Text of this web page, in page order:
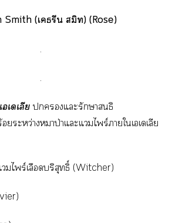
(เคธรีน สมิท) (Rose)
.
.
เเลียแะรักษาสนธิ
ระหว่างหมาป่าแะแไพร์าใเเเลีย
ไพร์เลือดบริสุทธิ์ (Witcher)